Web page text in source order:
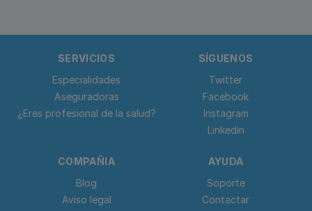
SERVICIOS
Especialidades
Aseguradoras
¿Eres profesional de la salud?
SÍGUENOS
Twitter
Facebook
Instagram
Linkedin
COMPAÑIA
Blog
Aviso legal
AYUDA
Soporte
Contactar